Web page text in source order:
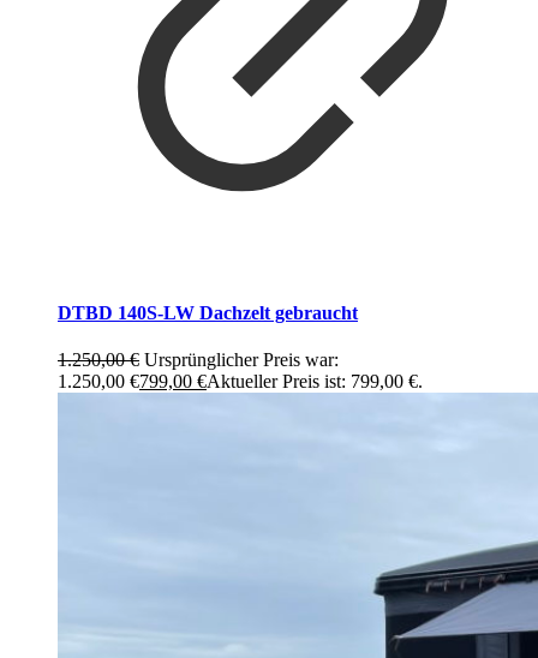
DTBD 140S-LW Dachzelt gebraucht
1.250,00€ Ursprünglicher Preis war:
1.250,00 €799,00 €Aktueller Preis ist: 799,00 €.